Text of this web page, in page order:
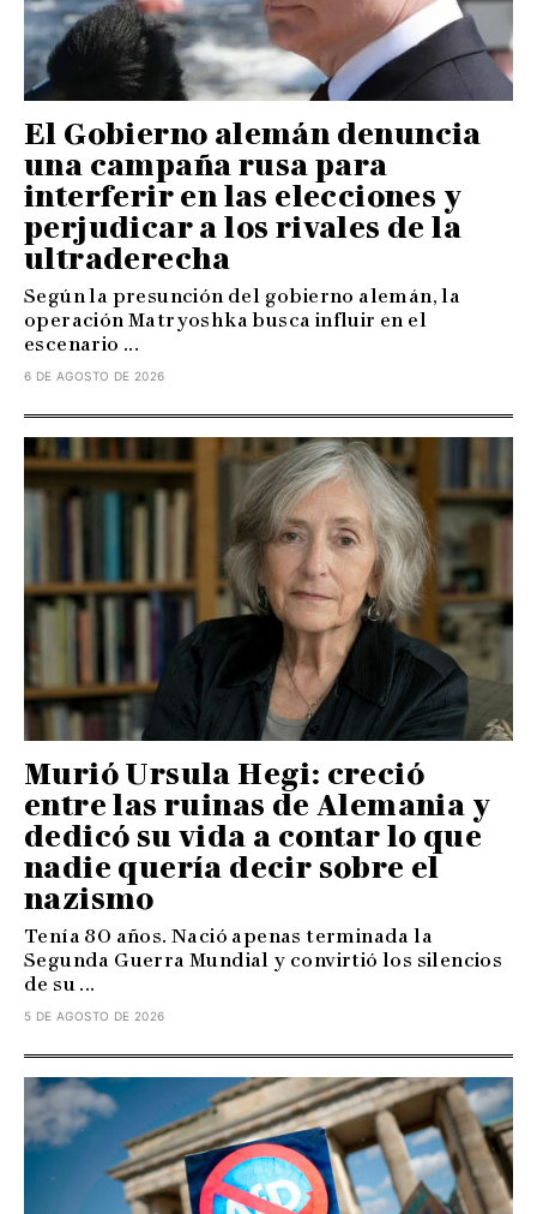
El Gobierno alemán denuncia
una campaña rusa para
interferir en las elecciones y
perjudicar a los rivales de la
ultraderecha
Según la presunción del gobierno alemán, la
operación Matryoshka busca influir en el
escenario ...
6 DE AGOSTO DE 2026
Murió Ursula Hegi: creció
entre las ruinas de Alemania y
dedicó su vida a contar lo que
nadie quería decir sobre el
nazismo
Tenía 80 años. Nació apenas terminada la
Segunda Guerra Mundial y convirtió los silencios
de su ...
5 DE AGOSTO DE 2026